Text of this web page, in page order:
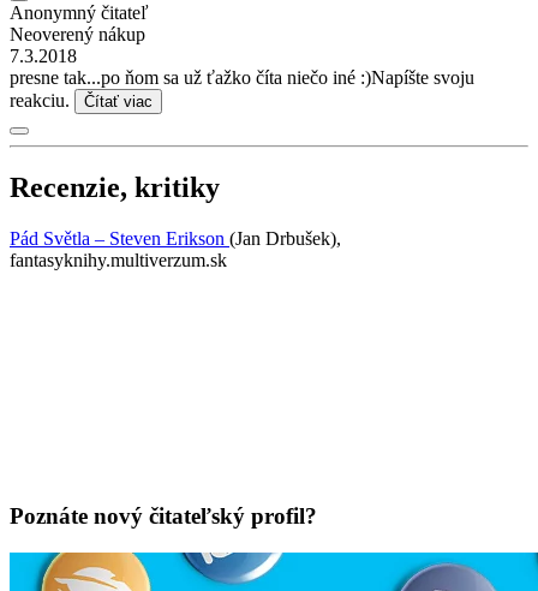
Anonymný čitateľ
Neoverený nákup
7.3.2018
presne tak...po ňom sa už ťažko číta niečo iné :)Napíšte svoju
reakciu.
Čítať viac
Recenzie, kritiky
Pád Světla – Steven Erikson (Jan Drbušek),
fantasyknihy.multiverzum.sk
Poznáte nový čitateľský profil?